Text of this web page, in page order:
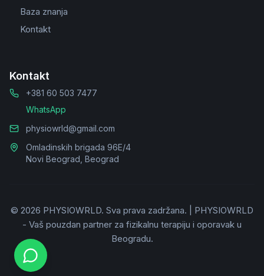
Baza znanja
Kontakt
Kontakt
+381 60 503 7477
WhatsApp
physiowrld@gmail.com
Omladinskih brigada 96E/4
Novi Beograd, Beograd
© 2026 PHYSIOWRLD. Sva prava zadržana.
PHYSIOWRLD
- Vaš pouzdan partner za fizikalnu terapiju i oporavak u
Beogradu.